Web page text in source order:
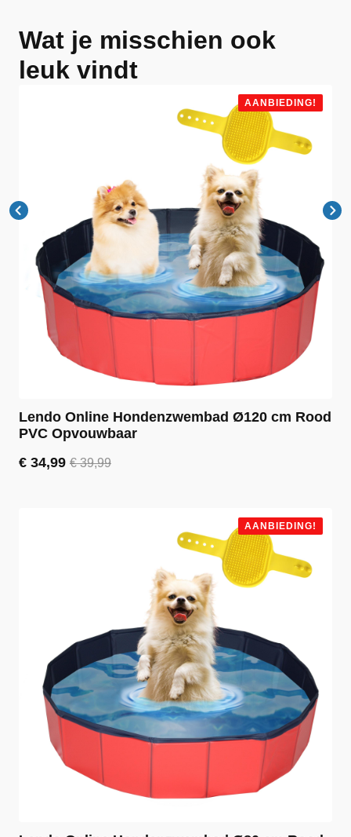
Wat je misschien ook
leuk vindt
AANBIEDING!
Lendo Online Hondenzwembad Ø120 cm Rood
PVC Opvouwbaar
€39,99
Oorspronkelijke
€ 34,99
Huidige
AANBIEDING!